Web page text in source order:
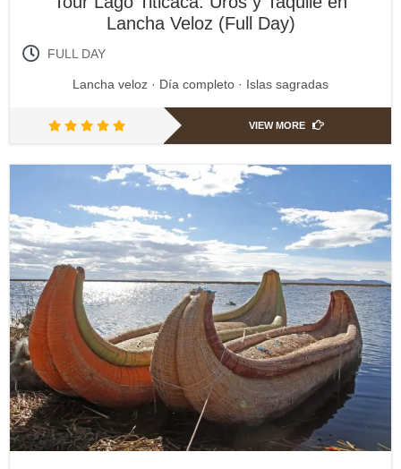
Lancha Veloz (Full Day)
FULL DAY
Lancha veloz · Día completo · Islas sagradas
VIEW MORE